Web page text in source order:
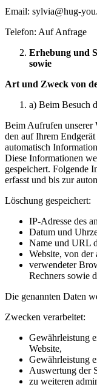
Email: sylvia@hug-
Telefon: Auf Anfrage
Erhebung und
sowie
Art und Zweck von
a) Beim Besuch
Beim Aufrufen unserer
den auf Ihrem
automatisch
Diese Informationen
gespeichert. Folgende
erfasst und bis zur
Löschung gespeichert:
IP-Adresse des
Datum und
Name und URL
Website, von
verwendeter
Rechners sowie
Die genannten Daten
Zwecken verarbeitet:
Gewährleistung
Website,
Gewährleistung
Auswertung der
zu weiteren